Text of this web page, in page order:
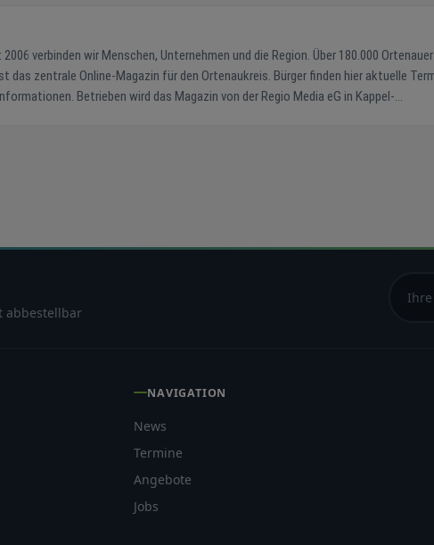
Betrieben wird das Magazin von der Regio Media eG in Kappel-
abbestellbar
NAVIGATION
News
Termine
Angebote
Jobs